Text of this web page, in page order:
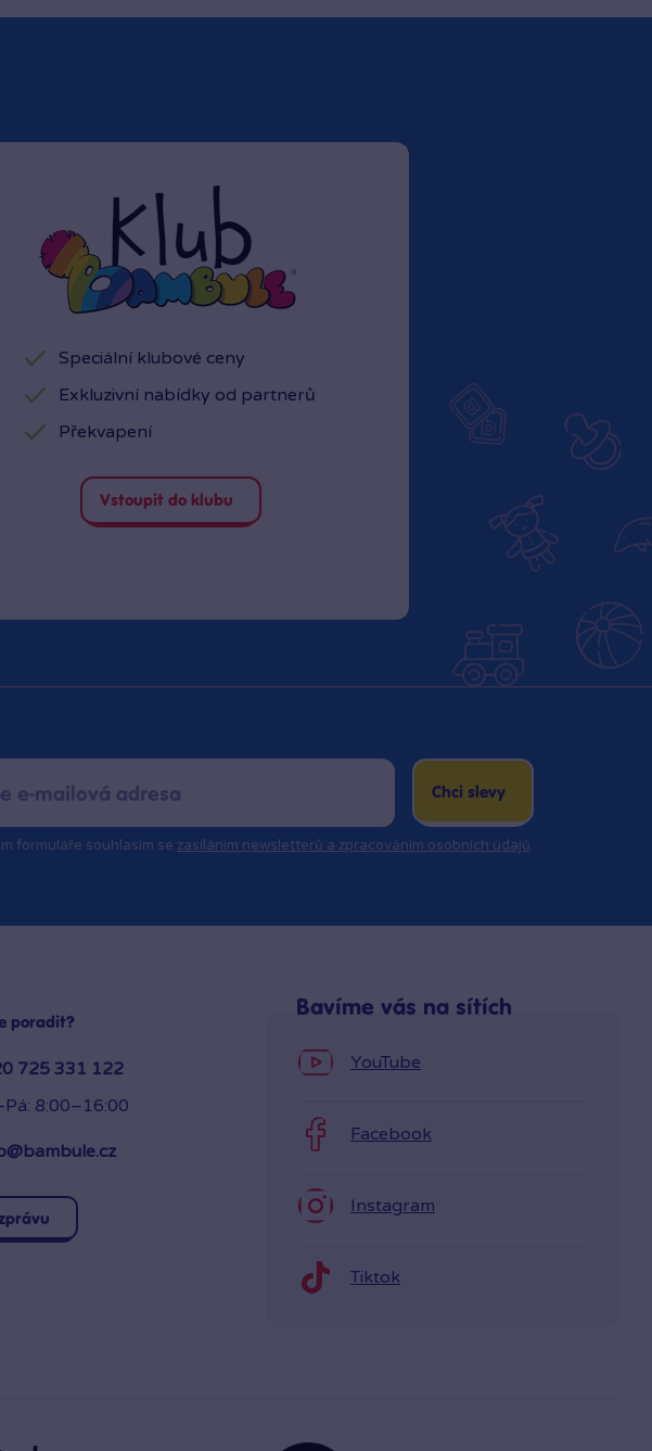
Speciální klubové ceny
Exkluzivní nabídky od partnerů
Překvapení
Vstoupit do klubu
Chci slevy
formuláře souhlasím se zasíláním newsletterů a zpracováním osobních údajů.
poradit?
725 331 122
8:00–16:00
Bavíme vás na sítích
YouTube
Facebook
Instagram
Tiktok